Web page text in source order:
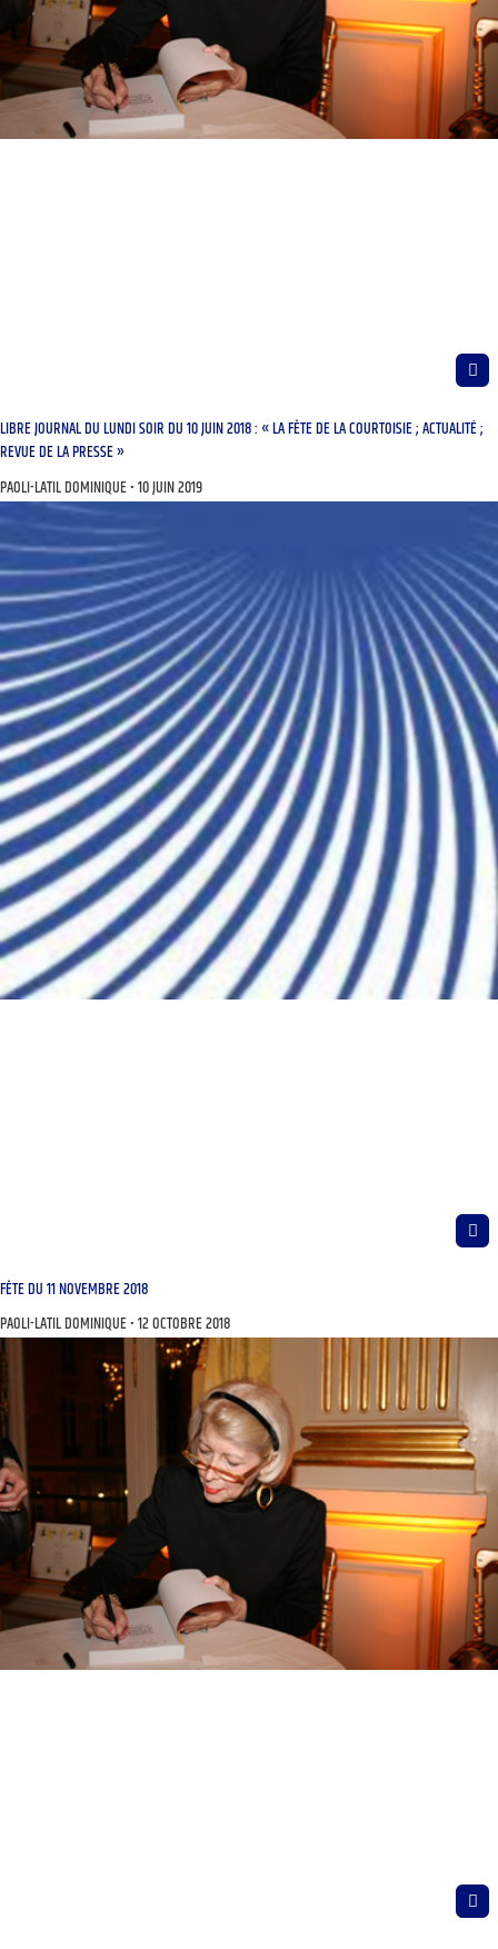
LIBRE JOURNAL DU LUNDI SOIR DU 10 JUIN 2018 : « LA FÊTE DE LA COURTOISIE ; ACTUALITÉ ;
REVUE DE LA PRESSE »
PAOLI-LATIL DOMINIQUE 10 JUIN 2019
FÊTE DU 11 NOVEMBRE 2018
PAOLI-LATIL DOMINIQUE 12 OCTOBRE 2018